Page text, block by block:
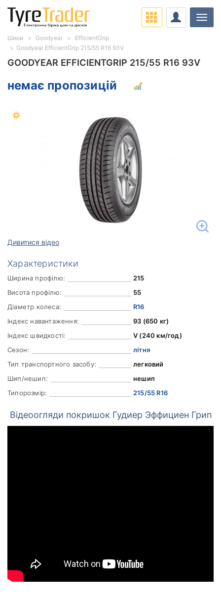
GOODYEAR EFFICIENTGRIP 215/55 R16 93V
немає пропозицій
Дивитися відео
Характеристики
Ширина профілю:
215
Висота профілю:
55
Діаметр колеса:
R16
Індекс навантаження:
93 (650 кг)
Індекс швидкості:
V (240 км/год)
Сезон:
літня
Тип транспортного засобу:
легковий
Шип/нешип:
нешип
Типорозмір:
215/55 R16
Відеоогляди покришок Гудиер Эффициен Грип
Шини Goodyear
EfficientGrip
Goodyear EfficientGrip 215/55 R16 93V